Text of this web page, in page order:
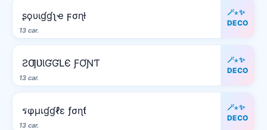
13 car.
ʂϙυιɠɠʅҽ ϝσɳƚ
🪄⋆✨
DECO
13 car.
ƧƢƲƖƓƓԼЄ ƑƠƝƬ
🪄⋆✨
DECO
13 car.
รφµเɠɠℓε ƒσɳƭ
🪄⋆✨
DECO